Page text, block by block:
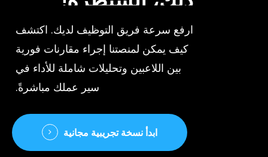
ارفع سرعة فريق التوظيف لديك. اكتشف
كيف يمكن لمنصتنا إجراء مقارنات فورية
بين اللاعبين وتحليلات شاملة للأداء في
سير عملك مباشرةً.
ابدأ نسخة تجريبية مجانية